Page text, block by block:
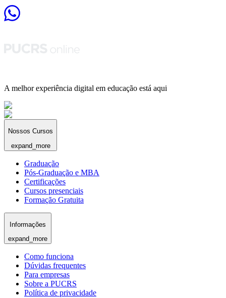
A melhor experiência digital em educação está aqui
Nossos Cursos
expand_more
Graduação
Pós-Graduação e MBA
Certificações
Cursos presenciais
Formação Gratuita
Informações
expand_more
Como funciona
Dúvidas frequentes
Para empresas
Sobre a PUCRS
Política de privacidade